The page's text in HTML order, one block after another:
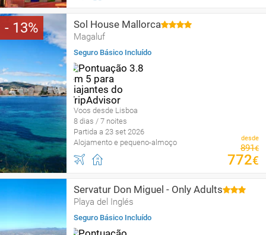
13 Sol House Mallorca
Magaluf
Seguro Básico Incluído
Voos desde Lisboa
8 dias / 7 noites
Partida a 23 set 2026
Alojamento e pequeno-almoço
desde
891€
772€
Servatur Don Miguel - Only Adults
Playa del Inglés
Seguro Básico Incluído